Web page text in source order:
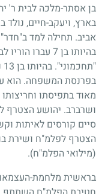
בן אסתר-מלכה לבית ר'
בארץ, ויעקב-חיים, נולד
אביב. תחילה למד
בהיותו בן7 עברו הוריו
"תחכמוני". בהיותו בן 13
בפרנסת המשפחה. הוא
מאוד בתפיסתו
ושרברב. יהושע הצטרף
סיים קורסים לאיתות
הצטרף לפלמ"ח ושירת
(מילואי הפלמ"ח).
בראשית מלחמת-